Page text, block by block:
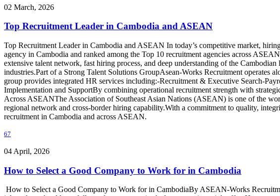
02 March, 2026
Top Recruitment Leader in Cambodia and ASEAN
Top Recruitment Leader in Cambodia and ASEAN In today’s competitive market,
agency in Cambodia and ranked among the Top 10 recruitment agencies across
extensive talent network, fast hiring process, and deep understanding of the
industries.Part of a Strong Talent Solutions GroupAsean-Works Recruitment operates
group provides integrated HR services including:-Recruitment & Executive Search-
Implementation and SupportBy combining operational recruitment strength with
Across ASEANThe Association of Southeast Asian Nations (ASEAN) is one of the
regional network and cross-border hiring capability.With a commitment to quality,
recruitment in Cambodia and across ASEAN.
67
04 April, 2026
How to Select a Good Company to Work for in Cambodia
How to Select a Good Company to Work for in CambodiaBy ASEAN-Works